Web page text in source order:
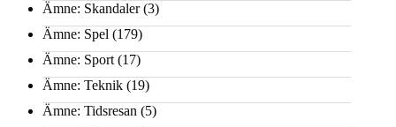
Ämne: Skandaler(3)
Ämne: Spel (179)
Ämne: Sport (17)
Ämne: Teknik (19)
Ämne: Tidsresan (5)